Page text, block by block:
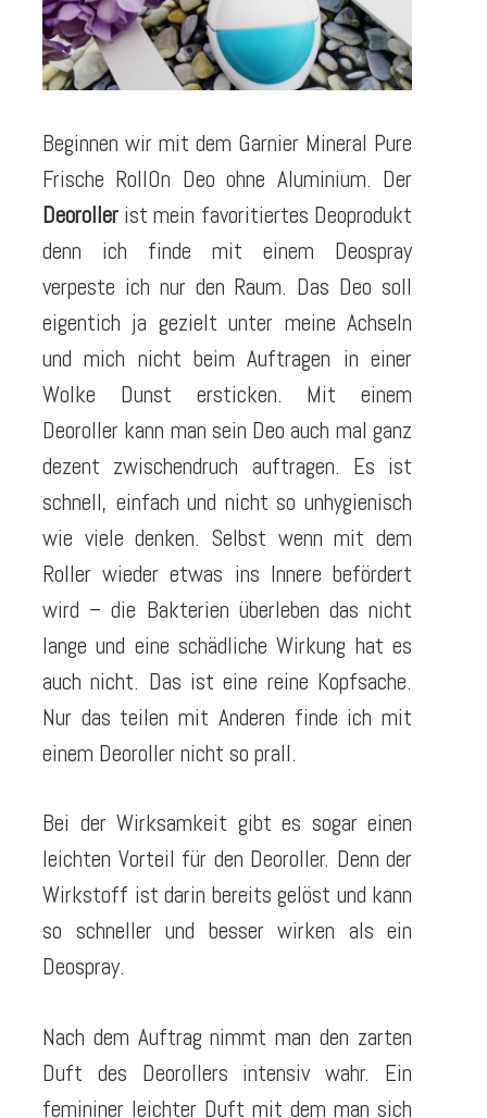
Beginnen wir mit dem Garnier Mineral Pure
Frische RollOn Deo ohne Aluminium. Der
Deoroller ist mein favoritiertes Deoprodukt
denn ich finde mit einem Deospray
verpeste ich nur den Raum. Das Deo soll
eigentich ja gezielt unter meine Achseln
und mich nicht beim Auftragen in einer
Wolke Dunst ersticken. Mit einem
Deoroller kann man sein Deo auch mal ganz
dezent zwischendruch auftragen. Es ist
schnell, einfach und nicht so unhygienisch
wie viele denken. Selbst wenn mit dem
Roller wieder etwas ins Innere befördert
wird – die Bakterien überleben das nicht
lange und eine schädliche Wirkung hat es
auch nicht. Das ist eine reine Kopfsache.
Nur das teilen mit Anderen finde ich mit
einem Deoroller nicht so prall.
Bei der Wirksamkeit gibt es sogar einen
leichten Vorteil für den Deoroller. Denn der
Wirkstoff ist darin bereits gelöst und kann
so schneller und besser wirken als ein
Deospray.
Nach dem Auftrag nimmt man den zarten
Duft des Deorollers intensiv wahr. Ein
femininer leichter Duft mit dem man sich